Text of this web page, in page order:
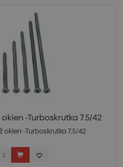
-Turboskrutka 7.5/42
-Turboskrutka 7.5/42